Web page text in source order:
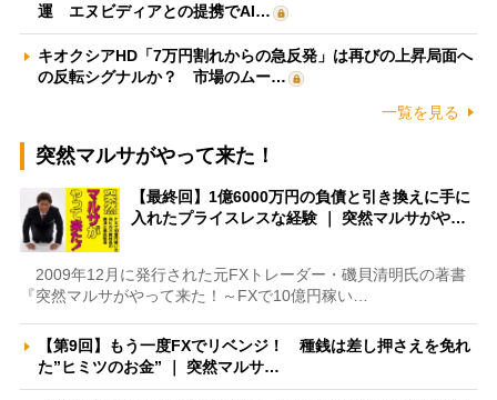
運 エヌビディアとの提携でAI…
キオクシアHD「7万円割れからの急反発」は再びの上昇局面へ
の反転シグナルか？ 市場のムー…
一覧を見る
突然マルサがやって来た！
【最終回】1億6000万円の負債と引き換えに手に
入れたプライスレスな経験 ｜ 突然マルサがや…
2009年12月に発行された元FXトレーダー・磯貝清明氏の著書
『突然マルサがやって来た！～FXで10億円稼い…
【第9回】もう一度FXでリベンジ！ 種銭は差し押さえを免れ
た”ヒミツのお金” ｜ 突然マルサ…